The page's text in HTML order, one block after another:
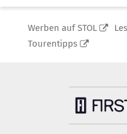
Werben auf STOL
Tourentipps